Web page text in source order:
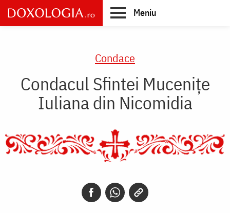
Skip
to
main
Meniu
Condace
Condacul Sfintei Muceniţe
Iuliana din Nicomidia